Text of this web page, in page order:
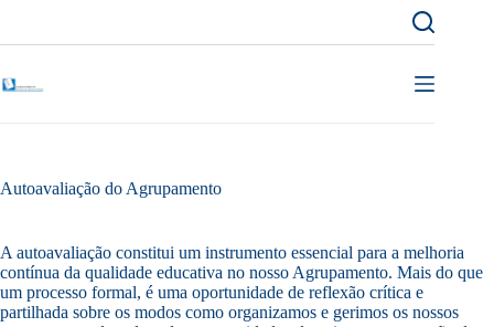
o
Autoavaliação do Agrupamento
A autoavaliação constitui um instrumento essencial para a melhoria
contínua da qualidade educativa no nosso Agrupamento. Mais do que
um processo formal, é uma oportunidade de reflexão crítica e
partilhada sobre os modos como organizamos e gerimos os nossos